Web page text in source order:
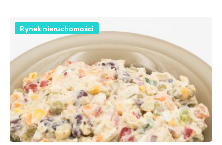
Rynek nieruchomości